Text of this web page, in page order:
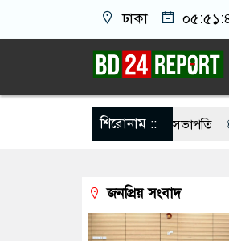
ঢাকা
শিরোনাম ::
যা জানালেন এএফএ সভাপতি ‘সরকারি
ন্যাটোভুক্ত দেশে হামলা চালাতে পারে রাশিয়া
সব রেকর্ড মুছে ফেলা: শফিকুল আলম
জনপ্রিয় সংবাদ